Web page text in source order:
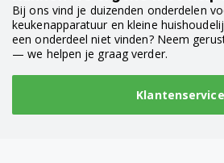
Bij ons vind je duizenden onderdelen
keukenapparatuur en kleine
een onderdeel niet vinden? Neem
— we helpen je graag verder.
Klantenservice